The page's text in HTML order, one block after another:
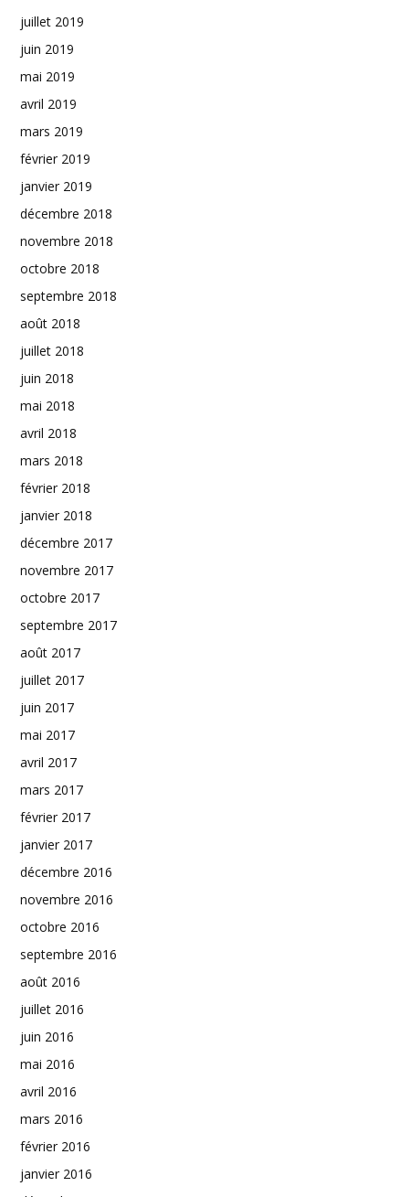
juillet 2019
juin 2019
mai 2019
avril 2019
mars 2019
février 2019
janvier 2019
décembre 2018
novembre 2018
octobre 2018
septembre 2018
août 2018
juillet 2018
juin 2018
mai 2018
avril 2018
mars 2018
février 2018
janvier 2018
décembre 2017
novembre 2017
octobre 2017
septembre 2017
août 2017
juillet 2017
juin 2017
mai 2017
avril 2017
mars 2017
février 2017
janvier 2017
décembre 2016
novembre 2016
octobre 2016
septembre 2016
août 2016
juillet 2016
juin 2016
mai 2016
avril 2016
mars 2016
février 2016
janvier 2016